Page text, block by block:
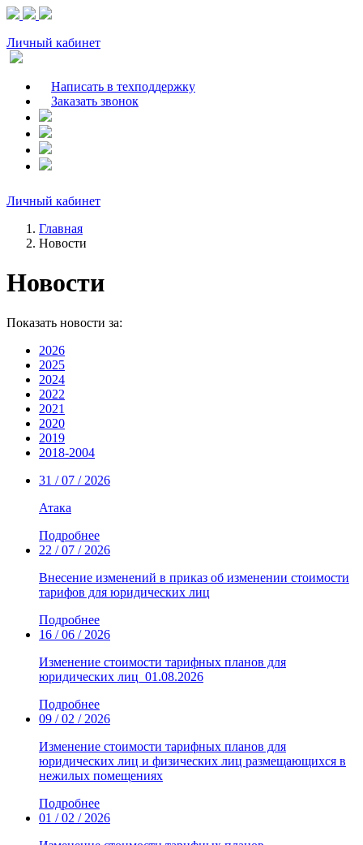
Личный кабинет
Написать в техподдержку
Заказать звонок
Личный кабинет
Главная
Новости
Новости
Показать новости за:
2026
2025
2024
2022
2021
2020
2019
2018-2004
31 / 07 / 2026
Атака
Подробнее
22 / 07 / 2026
Внесение изменений в приказ об изменении стоимости
тарифов для юридических лиц
Подробнее
16 / 06 / 2026
Изменение стоимости тарифных планов для
юридических лиц_01.08.2026
Подробнее
09 / 02 / 2026
Изменение стоимости тарифных планов для
юридических лиц и физических лиц размещающихся в
нежилых помещениях
Подробнее
01 / 02 / 2026